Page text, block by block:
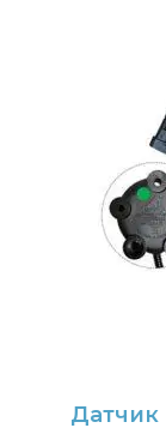
Датчик